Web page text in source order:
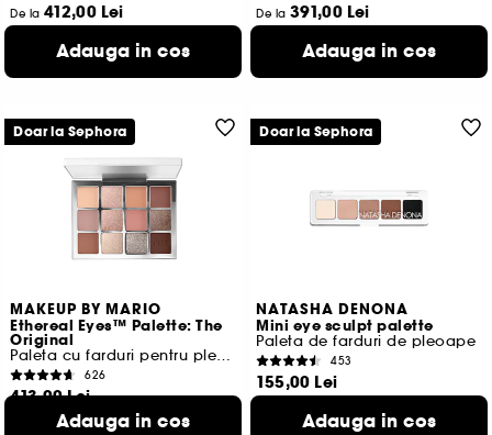
De la 412,00 Lei
10.300,00 Lei
8 variante disponibile
Adauga in cos
De la 391,00 Lei
5.612,50 Lei
6 variante disponibile
Adauga in cos
MAKEUP BY MARIO
Ethereal Eyes™ Palette: The
Original
Paleta cu farduri pentru pleoape
626
413,00 Lei
3.036,76 Lei /100g
Adauga in cos
Doar la Sephora
NATASHA DENONA
Mini eye sculpt palette
Paleta de farduri de pleoape
453
155,00 Lei
3.875,00 Lei
2 variante disponibile
Adauga in cos
Doar la Sephora